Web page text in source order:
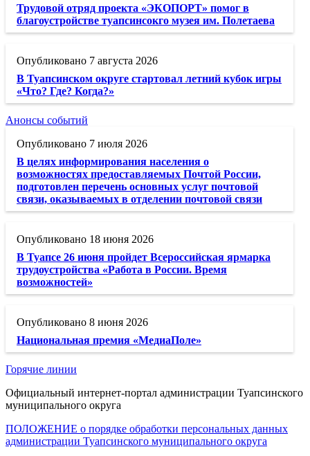
Трудовой отряд проекта «ЭКОПОРТ» помог в
благоустройстве туапсинсокго музея им. Полетаева
7 августа 2026
В Туапсинском округе стартовал летний кубок игры
«Что? Где? Когда?»
Анонсы событий
7 июля 2026
В целях информирования населения о
возможностях предоставляемых Почтой России,
подготовлен перечень основных услуг почтовой
связи, оказываемых в отделении почтовой связи
18 июня 2026
В Туапсе 26 июня пройдет Всероссийская ярмарка
трудоустройства «Работа в России. Время
возможностей»
8 июня 2026
Национальная премия «МедиаПоле»
Горячие линии
Официальный интернет-портал администрации Туапсинского
муниципального округа
ПОЛОЖЕНИЕ о порядке обработки персональных данных
администрации Туапсинского муниципального округа